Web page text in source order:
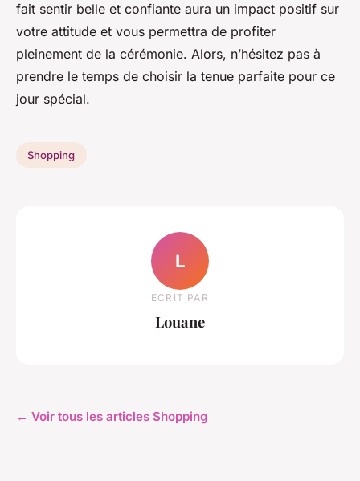
fait sentir belle et confiante aura un impact positif sur
votre attitude et vous permettra de profiter
pleinement de la cérémonie. Alors, n’hésitez pas à
prendre le temps de choisir la tenue parfaite pour ce
jour spécial.
Shopping
L
ECRIT PAR
Louane
← Voir tous les articles Shopping